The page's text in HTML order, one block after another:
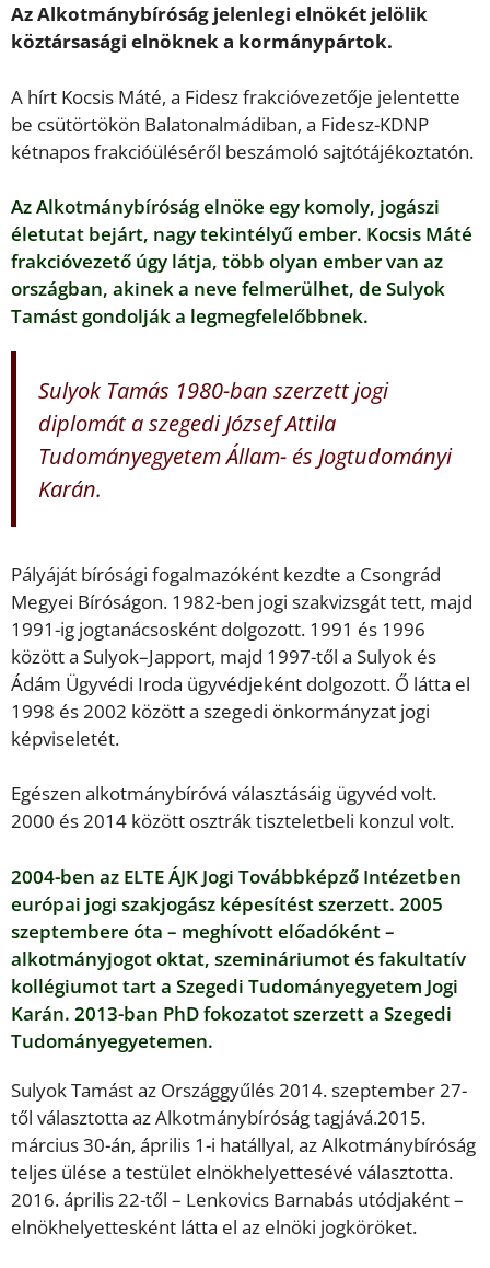
Az Alkotmánybíróság jelenlegi elnökét jelölik
köztársasági elnöknek a kormánypártok.
A hírt Kocsis Máté, a Fidesz frakcióvezetője jelentette
be csütörtökön Balatonalmádiban, a Fidesz-KDNP
kétnapos frakcióüléséről beszámoló sajtótájékoztatón.
Az Alkotmánybíróság elnöke egy komoly, jogászi
életutat bejárt, nagy tekintélyű ember. Kocsis Máté
frakcióvezető úgy látja, több olyan ember van az
országban, akinek a neve felmerülhet, de Sulyok
Tamást gondolják a legmegfelelőbbnek.
Sulyok Tamás 1980-ban szerzett jogi
diplomát a szegedi József Attila
Tudományegyetem Állam- és Jogtudományi
Karán.
Pályáját bírósági fogalmazóként kezdte a Csongrád
Megyei Bíróságon. 1982-ben jogi szakvizsgát tett, majd
1991-ig jogtanácsosként dolgozott. 1991 és 1996
között a Sulyok–Japport, majd 1997-től a Sulyok és
Ádám Ügyvédi Iroda ügyvédjeként dolgozott. Ő látta el
1998 és 2002 között a szegedi önkormányzat jogi
képviseletét.
Egészen alkotmánybíróvá választásáig ügyvéd volt.
2000 és 2014 között osztrák tiszteletbeli konzul volt.
2004-ben az ELTE ÁJK Jogi Továbbképző Intézetben
európai jogi szakjogász képesítést szerzett. 2005
szeptembere óta – meghívott előadóként –
alkotmányjogot oktat, szemináriumot és fakultatív
kollégiumot tart a Szegedi Tudományegyetem Jogi
Karán. 2013-ban PhD fokozatot szerzett a Szegedi
Tudományegyetemen.
Sulyok Tamást az Országgyűlés 2014. szeptember 27-
től választotta az Alkotmánybíróság tagjává.2015.
március 30-án, április 1-i hatállyal, az Alkotmánybíróság
teljes ülése a testület elnökhelyettesévé választotta.
2016. április 22-től – Lenkovics Barnabás utódjaként –
elnökhelyettesként látta el az elnöki jogköröket.